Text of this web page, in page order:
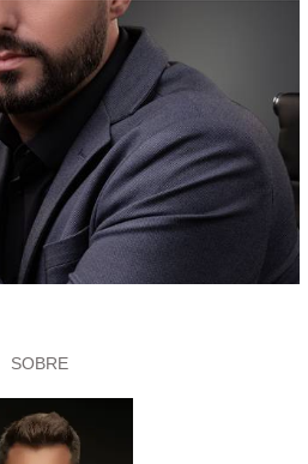
SOBRE